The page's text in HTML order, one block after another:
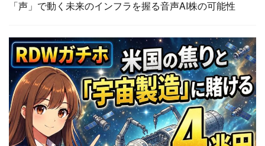
「声」で動く未来のインフラを握る音声AI株の可能性